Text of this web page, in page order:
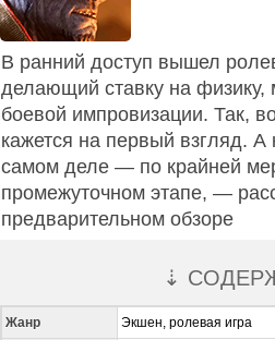
В ранний доступ вышел
делающий ставку на физику,
боевой импровизации. Так,
кажется на первый взгляд. А
самом деле — по крайней
промежуточном этапе, —
предварительном обзоре
⇣
Жанр Экшен, ролевая игра